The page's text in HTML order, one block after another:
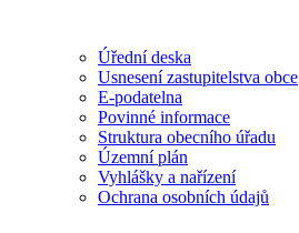
Úřední deska
Usnesení zastupitelstva obce
E-podatelna
Povinné informace
Struktura obecního úřadu
Územní plán
Vyhlášky a nařízení
Ochrana osobních údajů